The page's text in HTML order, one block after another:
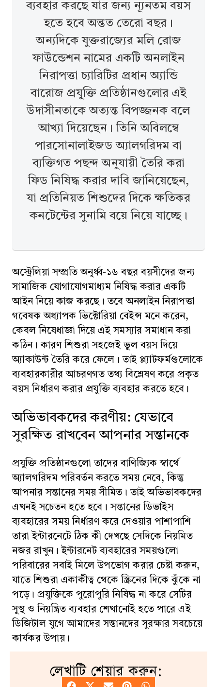
ব্যবহার করছে যার জন্য ন্যূনতম বয়স
হতে হবে অন্তত তেরো বছর।
অন্যদিকে যুক্তরাজ্যের মলি রোজ
ফাউন্ডেশন নামের একটি অনলাইন
নিরাপত্তা চ্যারিটির প্রধান অ্যান্ডি
বারোজ প্রযুক্তি প্রতিষ্ঠানগুলোর এই
উদাসীনতাকে অত্যন্ত বিপজ্জনক বলে
আখ্যা দিয়েছেন। তিনি অবিলম্বে
পারসোনালাইজড অ্যালগরিদম বা
ব্যক্তিগত পছন্দ অনুযায়ী তৈরি করা
ফিড নিষিদ্ধ করার দাবি জানিয়েছেন,
যা প্রতিনিয়ত শিশুদের দিকে ক্ষতিকর
কনটেন্টের সুনামি বয়ে নিয়ে যাচ্ছে।
অস্ট্রেলিয়া সম্প্রতি অনূর্ধ্ব-১৬ বছর বয়সীদের জন্য
সামাজিক যোগাযোগমাধ্যম নিষিদ্ধ করার একটি
আইন নিয়ে কাজ করছে। তবে অনলাইন নিরাপত্তা
গবেষক অধ্যাপক ভিক্টোরিয়া বেইন্স মনে করেন,
কেবল নিষেধাজ্ঞা দিয়ে এই সমস্যার সমাধান করা
কঠিন। কারণ শিশুরা সহজেই ভুল বয়স দিয়ে
অ্যাকাউন্ট তৈরি করে ফেলে। তাই প্ল্যাটফর্মগুলোকে
ব্যবহারকারীর আচরণগত তথ্য বিশ্লেষণ করে প্রকৃত
বয়স নির্ধারণ করার প্রযুক্তি ব্যবহার করতে হবে।
অভিভাবকদের করণীয়: যেভাবে
সুরক্ষিত রাখবেন আপনার সন্তানকে
প্রযুক্তি প্রতিষ্ঠানগুলো তাদের বাণিজ্যিক স্বার্থে
অ্যালগরিদম পরিবর্তন করতে সময় নেবে, কিন্তু
আপনার সন্তানের সময় সীমিত। তাই অভিভাবকদের
এখনই সচেতন হতে হবে। সন্তানের ডিভাইস
ব্যবহারের সময় নির্ধারণ করে দেওয়ার পাশাপাশি
তারা ইন্টারনেটে ঠিক কী দেখছে সেদিকে নিয়মিত
নজর রাখুন। ইন্টারনেট ব্যবহারের সময়গুলো
পরিবারের সবাই মিলে উপভোগ করার চেষ্টা করুন,
যাতে শিশুরা একাকীত্ব থেকে স্ক্রিনের দিকে ঝুঁকে না
পড়ে। প্রযুক্তিকে পুরোপুরি নিষিদ্ধ না করে সেটির
সুস্থ ও নিয়ন্ত্রিত ব্যবহার শেখানোই হতে পারে এই
ডিজিটাল যুগে আমাদের সন্তানদের সুরক্ষার সবচেয়ে
কার্যকর উপায়।
লেখাটি শেয়ার করুন: